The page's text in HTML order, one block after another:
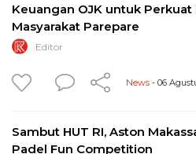
Keuangan OJK untuk Perkuat
Masyarakat Parepare
Editor
News - 06
Sambut HUT RI, Aston
Padel Fun Competition